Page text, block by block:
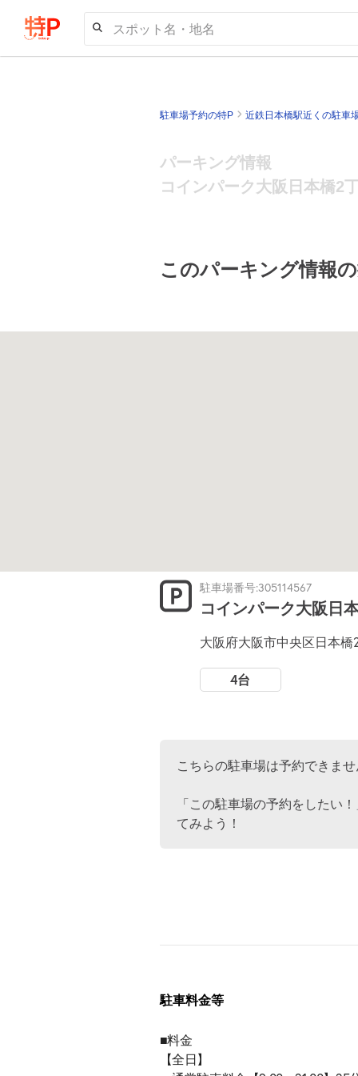
スポット名・地名
駐車場予約の特P 近鉄日本橋駅近くの駐車
パーキング情報
コインパーク大阪日本橋2
このパーキング情報
駐車場番号:305114567
コインパーク大阪日
大阪府大阪市中央区日本橋
4台
こちらの駐車場は予約できませ
「この駐車場の予約をしたい
てみよう！
駐車料金等
■料金
【全日】